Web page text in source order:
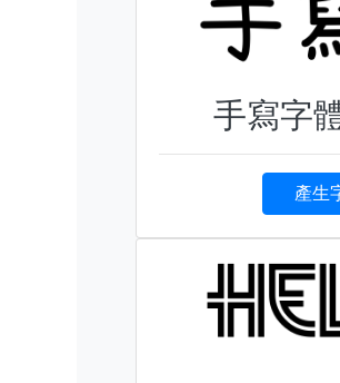
手寫字
產生